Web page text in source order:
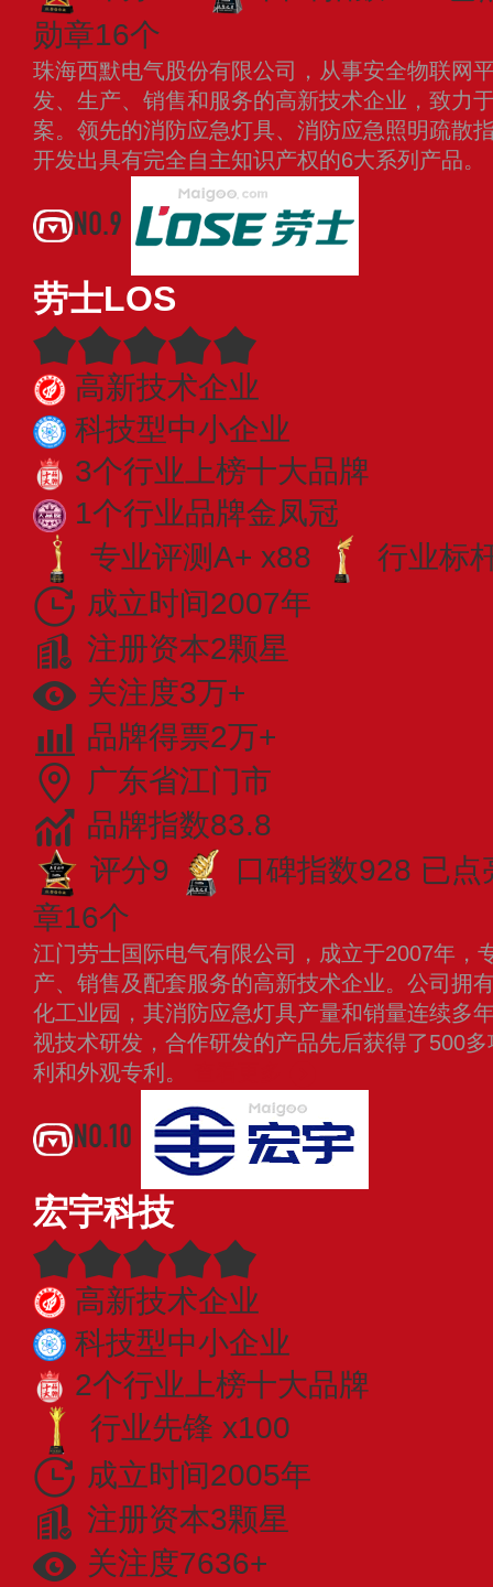
勋章16个
珠海西默电气股份有限公司，从事安全物联网
发、生产、销售和服务的高新技术企业，致力
案。领先的消防应急灯具、消防应急照明疏散
开发出具有完全自主知识产权的6大系列产品。
NO.9
劳士LOS
高新技术企业
科技型中小企业
3个行业上榜十大品牌
1个行业品牌金凤冠
专业评测A+ x88
行业标
成立时间2007年
注册资本2颗星
关注度3万+
品牌得票2万+
广东省江门市
品牌指数83.8
评分9
口碑指数928 已点
章16个
江门劳士国际电气有限公司，成立于2007年，
产、销售及配套服务的高新技术企业。公司拥
化工业园，其消防应急灯具产量和销量连续多
视技术研发，合作研发的产品先后获得了500
利和外观专利。
NO.10
宏宇科技
高新技术企业
科技型中小企业
2个行业上榜十大品牌
行业先锋 x100
成立时间2005年
注册资本3颗星
关注度7636+